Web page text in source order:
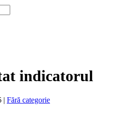
indicatorul
| Fără categorie